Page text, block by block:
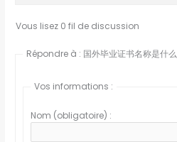
Vous lisez 0 fil de discussion
Répondre à : 国外毕业证书名称是什么
Vos informations :
Nom (obligatoire) :